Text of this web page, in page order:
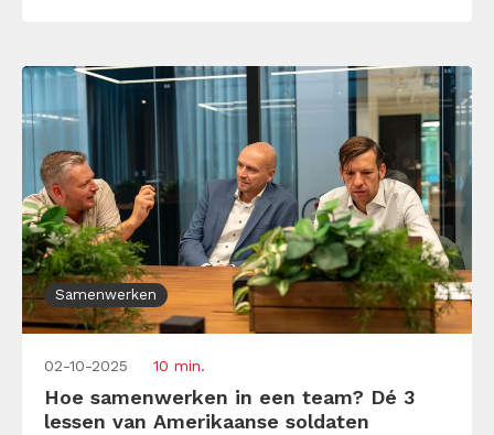
vooruit blijft bewegen. En dit pak je zo aan!
Samenwerken
02-10-2025 10 min.
Hoe samenwerken in een team? Dé 3
lessen van Amerikaanse soldaten